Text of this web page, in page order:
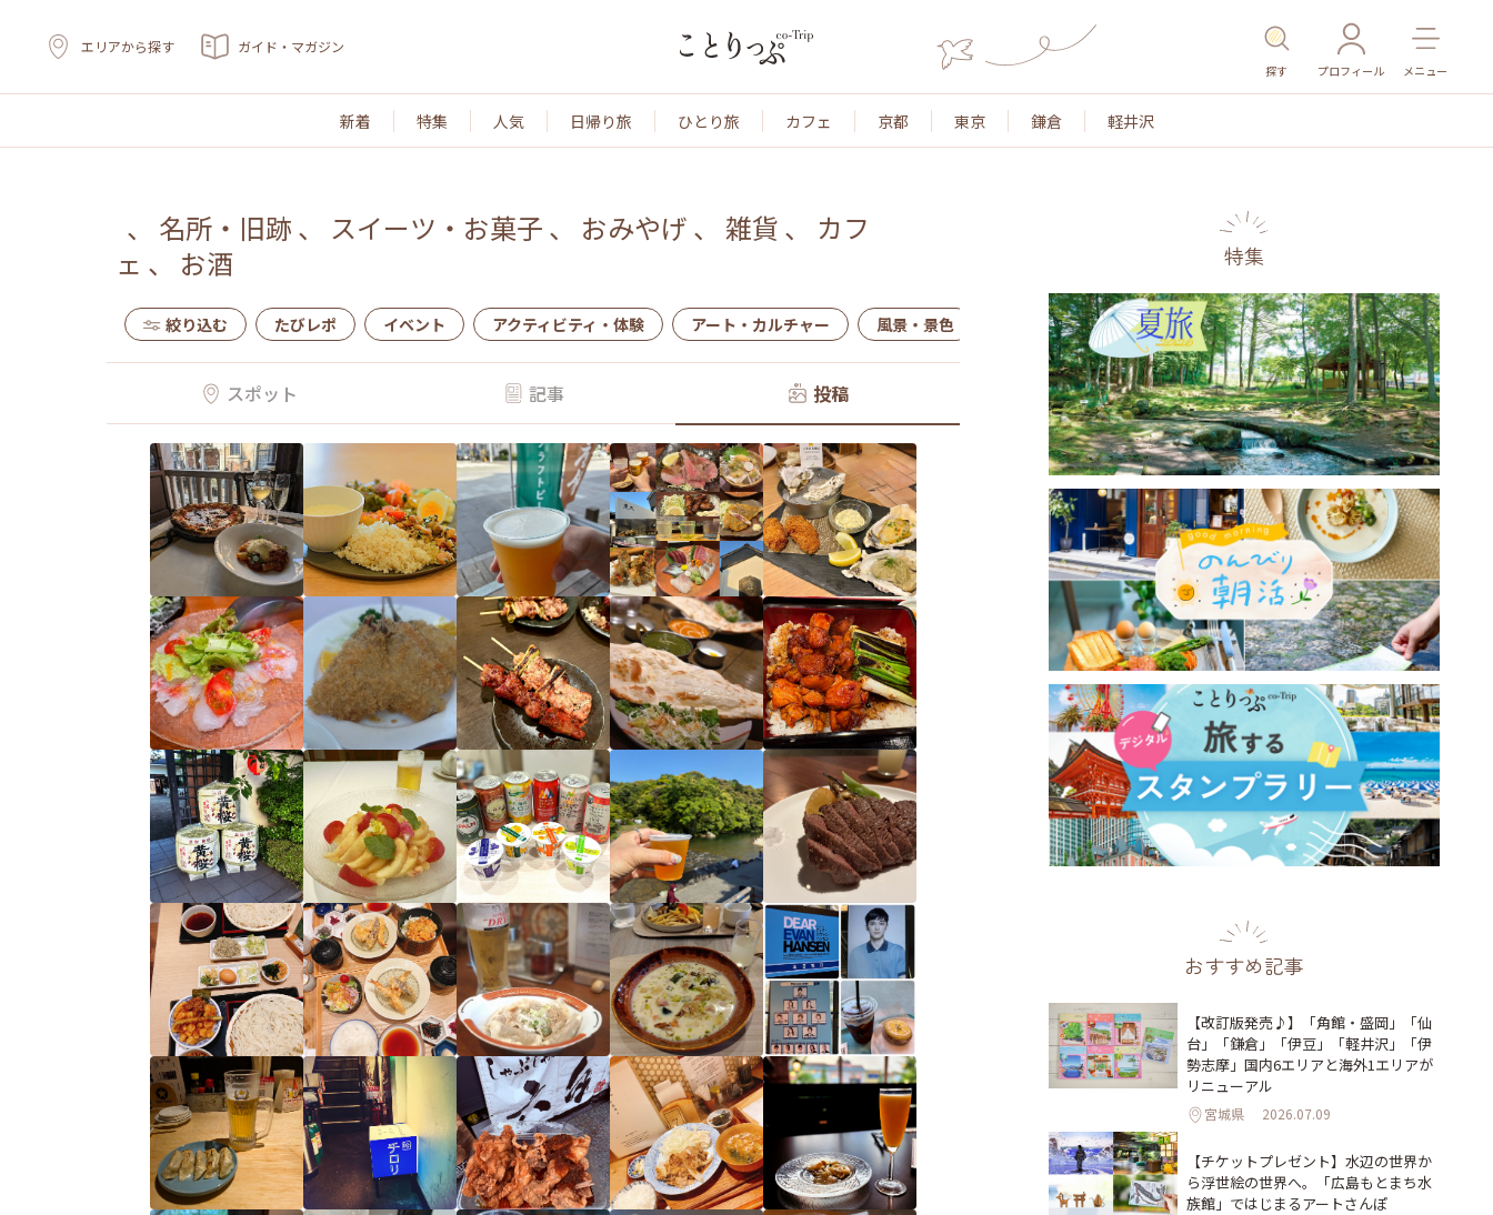
エリアから探す ガイド・マガジン
探す プロフィール メニュー
新着 特集 人気 日帰り旅 ひとり旅 カフェ 京都 東京 鎌倉 軽井沢
、 名所・旧跡 、 スイーツ・お菓子 、 おみやげ 、 雑貨 、 カフ
ェ 、 お酒
絞り込む たびレポ イベント アクティビティ・体験 アート・カルチャー 風景・景色 名所・旧跡 温泉・スパ その他施設 ごはん
スポット 記事 投稿
特集
おすすめ記事
【改訂版発売♪】「角館・盛岡」「仙
台」「鎌倉」「伊豆」「軽井沢」「伊
勢志摩」国内6エリアと海外1エリアが
リニューアル
宮城県 2026.07.09
【チケットプレゼント】水辺の世界か
ら浮世絵の世界へ。「広島もとまち水
族館」ではじまるアートさんぽ